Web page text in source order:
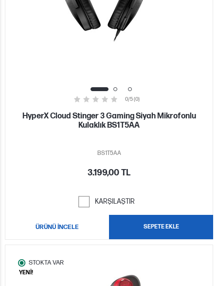
0/5 (0)
HyperX Cloud Stinger 3 Gaming Siyah Mikrofonlu
Kulaklık BS1T5AA
BS1T5AA
3.199,00 TL
KARŞILAŞTIR
ÜRÜNÜ İNCELE SEPETE EKLE
STOKTA VAR
YENİ!